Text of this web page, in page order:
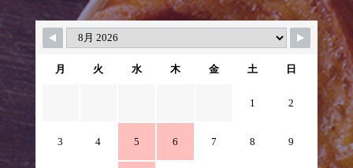
月 火 水 木 金 土 日
1 2
3 4 5 6 7 8 9